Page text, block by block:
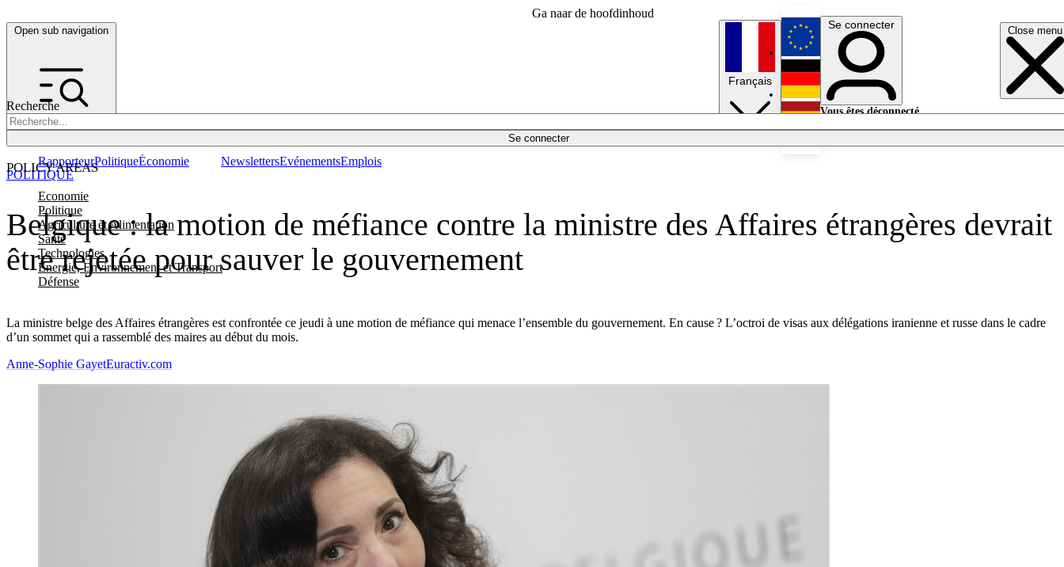
Ga naar de hoofdinhoud
Open sub navigation Close menu
Recherche
Se connecter
POLICY AREAS
Economie
Politique
Agriculture et Alimentation
Santé
Technologies
Energie, Environnement et Transport
Défense
RapporteurPolitiqueÉconomie NewslettersEvénementsEmplois
Français
English
Deutsch
Se connecter
Vous êtes déconnecté.
Belgique : la motion de méfiance contre la ministre des Affaires étrangères devrait
être rejetée pour sauver le gouvernement
La ministre belge des Affaires étrangères est confrontée ce jeudi à une motion de méfiance qui menace l’ensemble du gouvernement. En cause ? L’octroi de visas aux délégations iranienne et russe dans le cadre
d’un sommet qui a rassemblé des maires au début du mois.
POLITIQUE
Anne-Sophie GayetEuractiv.com